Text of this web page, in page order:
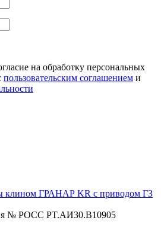
на обработку персональных
пользовательским соглашением и
клином ГРАНАР KR с приводом ГЗ
№ РОСС PT.AИ30.В10905